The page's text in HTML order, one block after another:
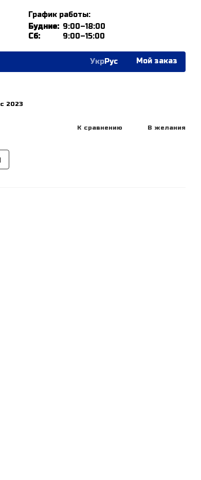
График работы:
Будние: 9:00–18:00
Сб:
9:00–15:00
УкрРус Мой заказ
2023
К сравнению В желания